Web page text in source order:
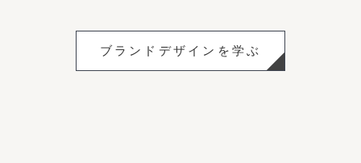
ブランドデザインを学ぶ